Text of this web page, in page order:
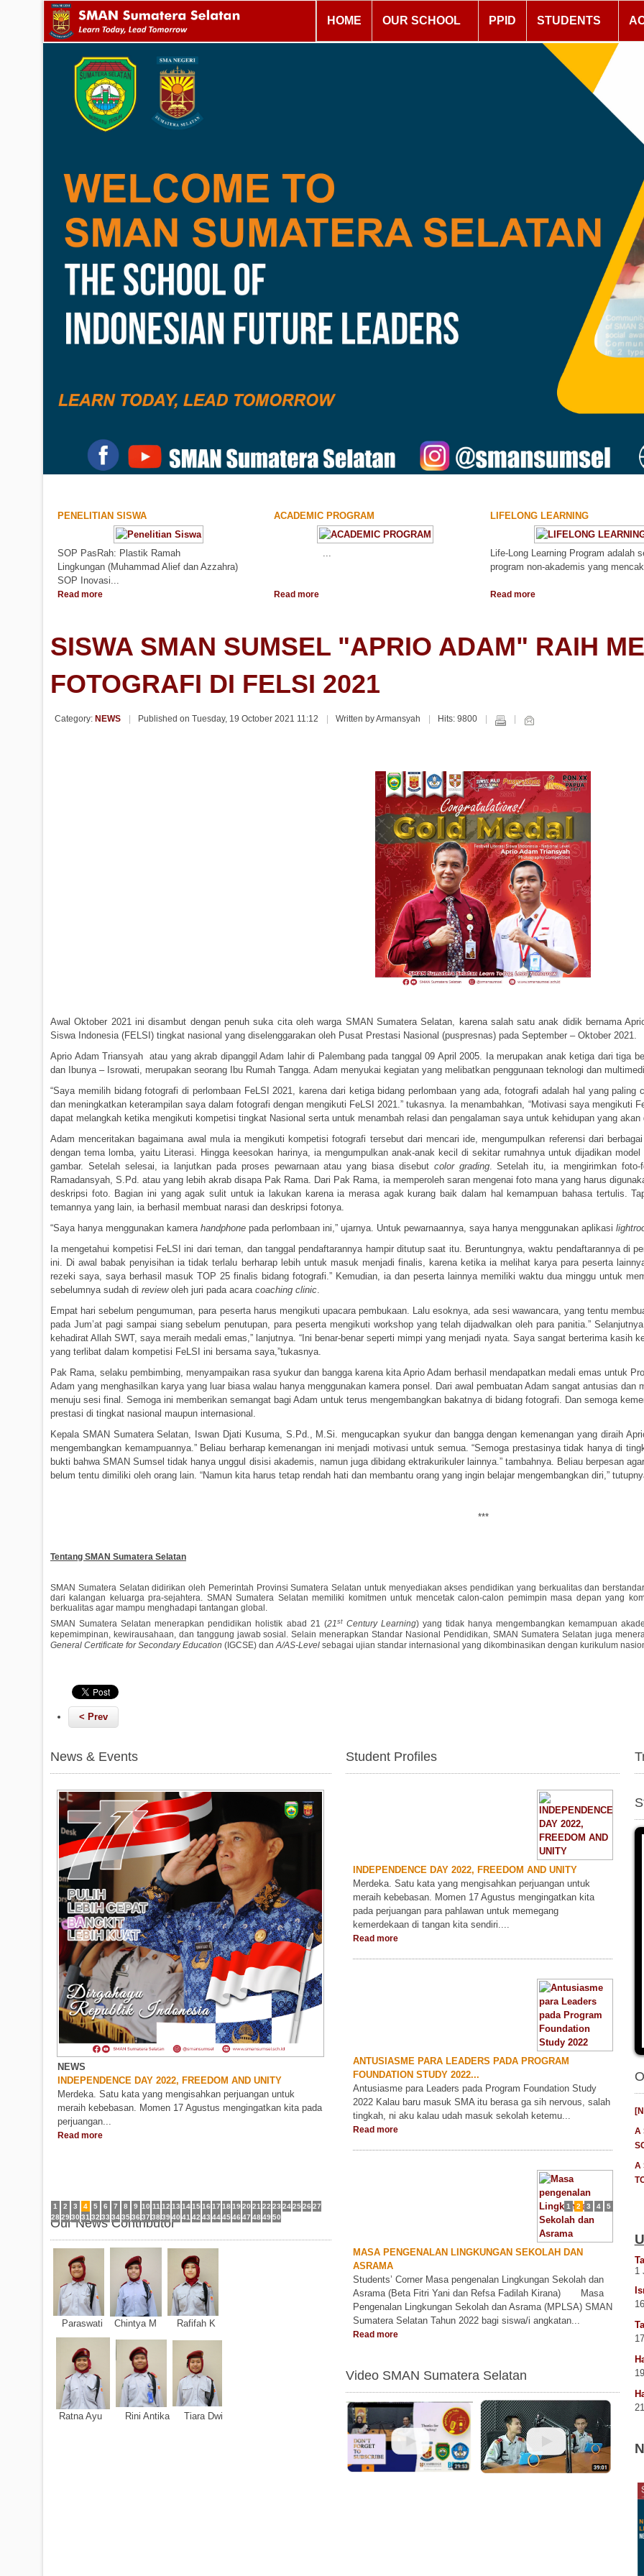
HOME OUR SCHOOL PPID STUDENTS
PENELITIAN SISWA
SOP PasRah: Plastik Ramah
Lingkungan (Muhammad Alief dan Azzahra)
SOP Inovasi...
Read more
ACADEMIC PROGRAM
...
Read more
LIFELONG LEARNING
Life-Long Learning Program adalah
program non-akademis yang
Read more
SISWA SMAN SUMSEL "APRIO ADAM" RAIH
FOTOGRAFI DI FELSI 2021
Category: NEWS Published on Tuesday, 19 October 2021 11:12 Written by Armansyah Hits: 9800
Awal Oktober 2021 ini disambut dengan penuh suka cita oleh warga SMAN Sumatera Selatan, karena salah satu anak didik bernama
Siswa Indonesia (FELSI) tingkat nasional yang diselenggarakan oleh Pusat Prestasi Nasional (puspresnas) pada September – Oktober 2021.
Aprio Adam Triansyah
atau yang akrab dipanggil Adam lahir di Palembang pada tanggal 09 April 2005. Ia merupakan anak ketiga dari tiga
dan Ibunya – Isrowati, merupakan seorang Ibu Rumah Tangga. Adam menyukai kegiatan yang melibatkan penggunaan teknologi dan
“Saya memilih bidang fotografi di perlombaan FeLSI 2021, karena dari ketiga bidang perlombaan yang ada, fotografi adalah hal yang
dan meningkatkan keterampilan saya dalam fotografi dengan mengikuti FeLSI 2021.” tukasnya. Ia menambahkan, “Motivasi saya mengikuti
dapat melangkah ketika mengikuti kompetisi tingkat Nasional serta untuk menambah relasi dan pengalaman saya untuk kehidupan yang akan
Adam menceritakan bagaimana awal mula ia mengikuti kompetisi fotografi tersebut dari mencari ide, mengumpulkan referensi dari
dengan tema lomba, yaitu Literasi. Hingga keesokan harinya, ia mengumpulkan anak-anak kecil di sekitar rumahnya untuk dijadikan
gambar. Setelah selesai, ia lanjutkan pada proses pewarnaan atau yang biasa disebut color grading. Setelah itu, ia mengirimkan foto-
Ramadansyah, S.Pd. atau yang lebih akrab disapa Pak Rama. Dari Pak Rama, ia memperoleh saran mengenai foto mana yang harus
deskripsi foto. Bagian ini yang agak sulit untuk ia lakukan karena ia merasa agak kurang baik dalam hal kemampuan bahasa tertulis.
temannya yang lain, ia berhasil membuat narasi dan deskripsi fotonya.
“Saya hanya menggunakan kamera handphone pada perlombaan ini,” ujarnya. Untuk pewarnaannya, saya hanya menggunakan aplikasi
Ia mengetahui kompetisi FeLSI ini dari teman, dan tanggal pendaftarannya hampir ditutup saat itu. Beruntungnya, waktu pendaftarannya di
ini. Di awal babak penyisihan ia tidak terlalu berharap lebih untuk masuk menjadi finalis, karena ketika ia melihat karya para peserta
rezeki saya, saya berhasil masuk TOP 25 finalis bidang fotografi.” Kemudian, ia dan peserta lainnya memiliki waktu dua minggu untuk
sebelumnya sudah di reviewoleh juri pada acara coaching clinic.
Empat hari sebelum pengumuman, para peserta harus mengikuti upacara pembukaan. Lalu esoknya, ada sesi wawancara, yang tentu
pada Jum’at pagi sampai siang sebelum penutupan, para peserta mengikuti workshop yang telah dijadwalkan oleh para panitia.”
kehadirat Allah SWT, saya meraih medali emas,” lanjutnya. “Ini benar-benar seperti mimpi yang menjadi nyata. Saya sangat berterima kasih
yang terlibat dalam kompetisi FeLSI ini bersama saya,”tukasnya.
Pak Rama, selaku pembimbing, menyampaikan rasa syukur dan bangga karena kita Aprio Adam berhasil mendapatkan medali emas untuk
Adam yang menghasilkan karya yang luar biasa walau hanya menggunakan kamera ponsel. Dari awal pembuatan Adam sangat antusias
menuju sesi final. Semoga ini memberikan semangat bagi Adam untuk terus mengembangkan bakatnya di bidang fotografi. Dan semoga
prestasi di tingkat nasional maupun internasional.
Kepala SMAN Sumatera Selatan, Iswan Djati Kusuma, S.Pd., M.Si. mengucapkan syukur dan bangga dengan kemenangan yang diraih
mengembangkan kemampuannya.” Beliau berharap kemenangan ini menjadi motivasi untuk semua. “Semoga prestasinya tidak hanya di
bukti bahwa SMAN Sumsel tidak hanya unggul disisi akademis, namun juga dibidang ektrakurikuler lainnya.” tambahnya. Beliau berpesan
belum tentu dimiliki oleh orang lain. “Namun kita harus tetap rendah hati dan membantu orang yang ingin belajar mengembangkan diri,”
***
Tentang SMAN Sumatera Selatan
SMAN Sumatera Selatan didirikan oleh Pemerintah Provinsi Sumatera Selatan untuk menyediakan akses pendidikan yang berkualitas dan
dari kalangan keluarga pra-sejahtera. SMAN Sumatera Selatan memiliki komitmen untuk mencetak calon-calon pemimpin masa depan yang
berkualitas agar mampu menghadapi tantangan global.
SMAN Sumatera Selatan menerapkan pendidikan holistik abad 21 (21stCentury Learning) yang tidak hanya mengembangkan kemampuan
kepemimpinan, kewirausahaan, dan tanggung jawab sosial. Selain menerapkan Standar Nasional Pendidikan, SMAN Sumatera Selatan juga
General Certificate for Secondary Education (IGCSE) danA/AS-Level sebagai ujian standar internasional yang dikombinasikan dengan kurikulum
< Prev
News & Events
1 2 3 4 5 6 7 8 9 10 11 12 13 141516 17 18 19 20 21 22 23 242526 27
28 29 30 31 32 33 343536 37 38 39 40 41 42 43 444546 47 48 49 50
NEWS
INDEPENDENCE DAY 2022, FREEDOM AND UNITY
Merdeka. Satu kata yang mengisahkan perjuangan untuk
meraih kebebasan. Momen 17 Agustus mengingatkan kita pada
perjuangan...
Read more
Our News Contributor
Paraswati Chintya M Rafifah K
Ratna Ayu Rini Antika Tiara Dwi
Student Profiles
1 2 3 4 5
INDEPENDENCE DAY 2022, FREEDOM AND UNITY
Merdeka. Satu kata yang mengisahkan perjuangan untuk
meraih kebebasan. Momen 17 Agustus mengingatkan kita
pada perjuangan para pahlawan untuk memegang
kemerdekaan di tangan kita sendiri....
Read more
ANTUSIASME PARA LEADERS PADA PROGRAM
FOUNDATION STUDY 2022...
Antusiasme para Leaders pada Program Foundation Study
2022 Kalau baru masuk SMA itu berasa ga sih nervous, salah
tingkah, ni aku kalau udah masuk sekolah ketemu...
Read more
MASA PENGENALAN LINGKUNGAN SEKOLAH DAN
ASRAMA
Students’ Corner Masa pengenalan Lingkungan Sekolah dan
Asrama (Beta Fitri Yani dan Refsa Fadilah Kirana) Masa
Pengenalan Lingkungan Sekolah dan Asrama (MPLSA) SMAN
Sumatera Selatan Tahun 2022 bagi siswa/i angkatan...
Read more
Video SMAN Sumatera Selatan
A
A
1